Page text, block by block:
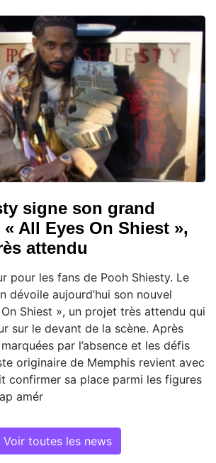
signe son grand
All Eyes On Shiest »,
attendu
pour les fans de Pooh Shiesty. Le
dévoile aujourd’hui son nouvel
Shiest », un projet très attendu qui
sur le devant de la scène. Après
par l’absence et les défis
originaire de Memphis revient avec
confirmer sa place parmi les figures
amér
Voir toutes les news